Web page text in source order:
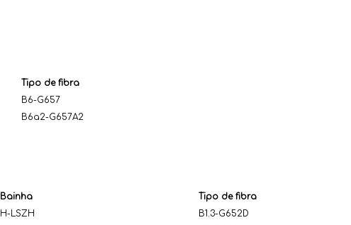
Tipo de fibra
B6-G657
B6a2-G657A2
Bainha
Tipo de fibra
H-LSZH
B1.3-G652D